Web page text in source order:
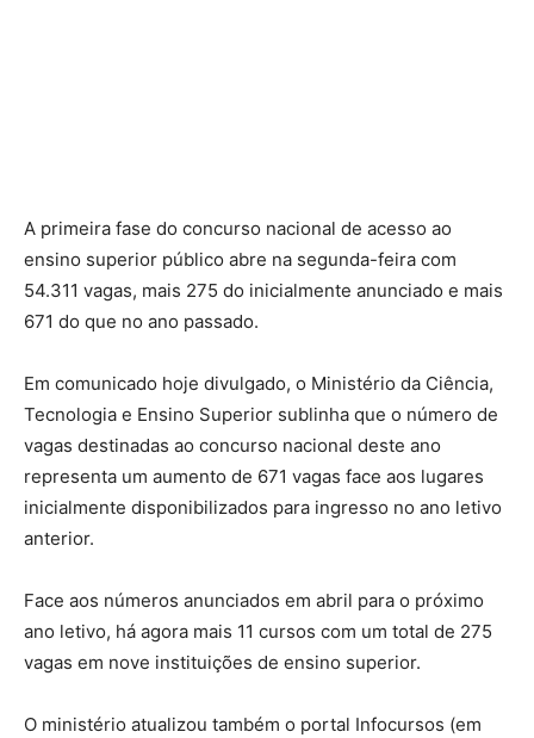
A primeira fase do concurso nacional de acesso ao
ensino superior público abre na segunda-feira com
54.311 vagas, mais 275 do inicialmente anunciado e mais
671 do que no ano passado.
Em comunicado hoje divulgado, o Ministério da Ciência,
Tecnologia e Ensino Superior sublinha que o número de
vagas destinadas ao concurso nacional deste ano
representa um aumento de 671 vagas face aos lugares
inicialmente disponibilizados para ingresso no ano letivo
anterior.
Face aos números anunciados em abril para o próximo
ano letivo, há agora mais 11 cursos com um total de 275
vagas em nove instituições de ensino superior.
O ministério atualizou também o portal Infocursos (em